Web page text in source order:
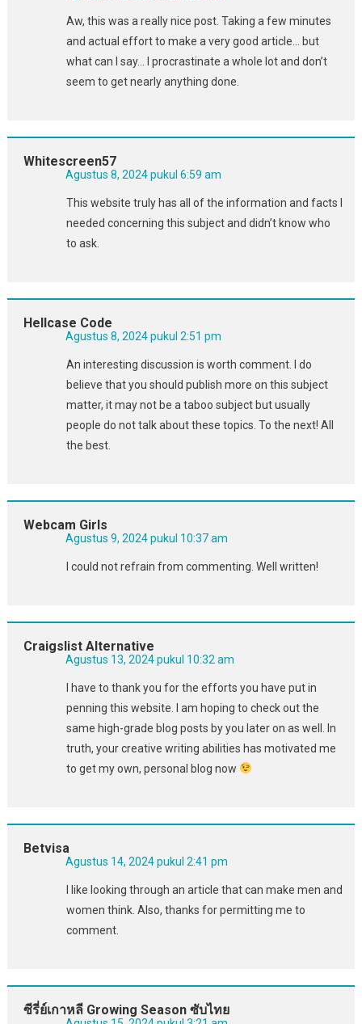
Aw, this was a really nice post. Taking a few minutes
and actual effort to make a very good article… but
what can I say… I procrastinate a whole lot and don’t
seem to get nearly anything done.
Whitescreen57
Agustus 8, 2024 pukul 6:59 am
This website truly has all of the information and facts I
needed concerning this subject and didn’t know who
to ask.
Hellcase Code
Agustus 8, 2024 pukul 2:51 pm
An interesting discussion is worth comment. I do
believe that you should publish more on this subject
matter, it may not be a taboo subject but usually
people do not talk about these topics. To the next! All
the best.
Webcam Girls
Agustus 9, 2024 pukul 10:37 am
I could not refrain from commenting. Well written!
Craigslist Alternative
Agustus 13, 2024 pukul 10:32 am
I have to thank you for the efforts you have put in
penning this website. I am hoping to check out the
same high-grade blog posts by you later on as well. In
truth, your creative writing abilities has motivated me
to get my own, personal blog now
Betvisa
Agustus 14, 2024 pukul 2:41 pm
I like looking through an article that can make men and
women think. Also, thanks for permitting me to
comment.
ซีรี่ย์เกาหลี Growing Season ซับไทย